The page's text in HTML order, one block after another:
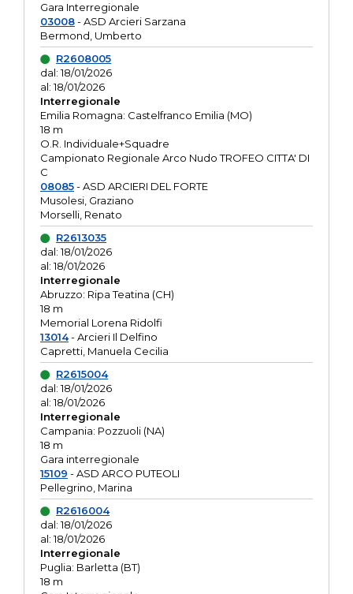
Gara Interregionale
03008- ASD Arcieri Sarzana
Bermond, Umberto
R2608005
dal: 18/01/2026
al: 18/01/2026
Interregionale
Emilia Romagna: Castelfranco Emilia (MO)
18 m
O.R. Individuale+Squadre
Campionato Regionale Arco Nudo TROFEO CITTA' DI
C
08085- ASD ARCIERI DEL FORTE
Musolesi, Graziano
Morselli, Renato
R2613035
dal: 18/01/2026
al: 18/01/2026
Interregionale
Abruzzo: Ripa Teatina (CH)
18 m
Memorial Lorena Ridolfi
13014- Arcieri Il Delfino
Capretti, Manuela Cecilia
R2615004
dal: 18/01/2026
al: 18/01/2026
Interregionale
Campania: Pozzuoli (NA)
18 m
Gara interregionale
15109 - ASD ARCO PUTEOLI
Pellegrino, Marina
R2616004
dal: 18/01/2026
al: 18/01/2026
Interregionale
Puglia: Barletta (BT)
18 m